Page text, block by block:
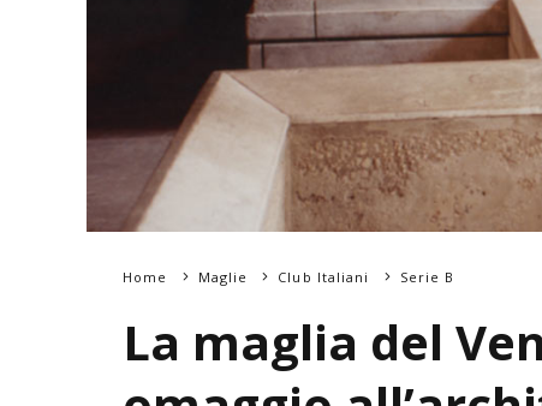
Home Maglie Club Italiani Serie B
La maglia del